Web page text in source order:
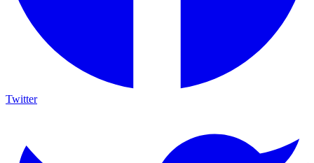
Twitter